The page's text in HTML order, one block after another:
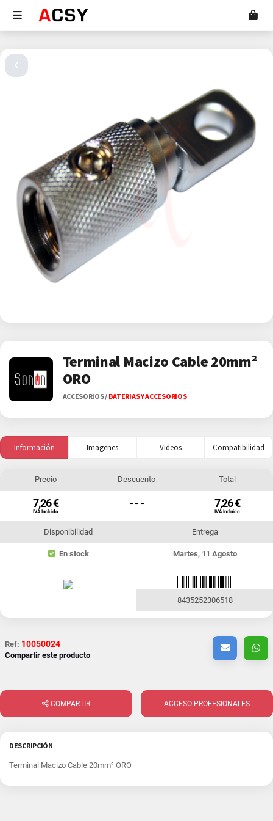
Terminal Macizo Cable 20mm²
ORO
ACCESORIOS/ BATERIAS Y ACCESORIOS
Información Imagenes Videos Compatibilidad
Precio
7,26 €
IVA Incluido
Descuento
- - -
Total
7,26 €
IVA Incluido
Disponibilidad
En stock
Entrega
Martes, 11 Agosto
8435252306518
Ref: 10050024
Compartir este producto
COMPARTIR ACCESO PROFESIONALES
DESCRIPCIÓN
Terminal Macizo Cable 20mm² ORO